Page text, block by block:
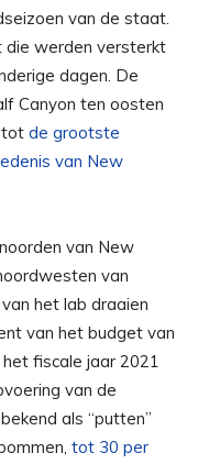
van de staat.
die werden versterkt
dagen. De
Canyon ten oosten
tot de grootste
van New
van New
van
het lab draaien
van het budget van
fiscale jaar 2021
van de
als “putten”
tot 30 per